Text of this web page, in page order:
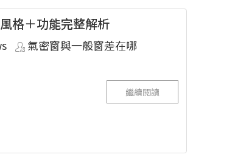
格＋功能完整解析
氣密窗與一般窗差在哪
繼續閱讀